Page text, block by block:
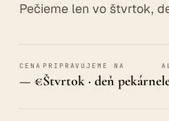
Pečieme len vo štvrtok,
CENA
— €
PRIPRAVUJEME NA
Štvrtok · deň pekárne